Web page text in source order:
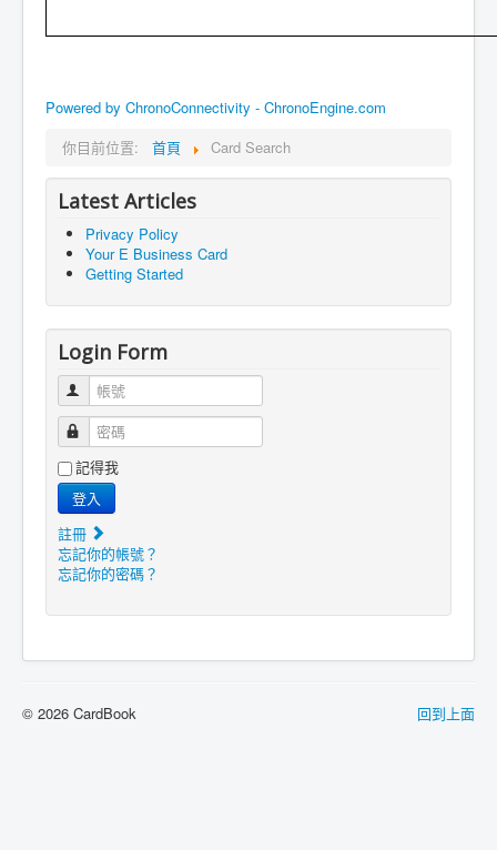
Powered by ChronoConnectivity - ChronoEngine.com
你目前位置:
首頁 Card Search
Latest Articles
Privacy Policy
Your E Business Card
Getting Started
Login Form
帳號
密碼
記得我
登入
註冊
忘記你的帳號？
忘記你的密碼？
回到上面
© 2026 CardBook